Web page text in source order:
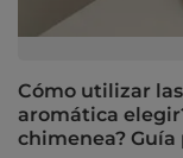
Cómo utilizar
aromática
chimenea?